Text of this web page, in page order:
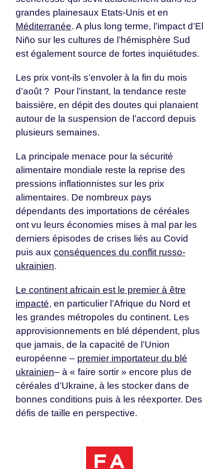
grandes plainesaux Etats-Unis et en
Méditerranée. A plus long terme, l’impact d’El
Niño sur les cultures de l’hémisphère Sud
est également source de fortes inquiétudes.
Les prix vont-ils s’envoler à la fin du mois
d’août ? Pour l’instant, la tendance reste
baissière, en dépit des doutes qui planaient
autour de la suspension de l’accord depuis
plusieurs semaines.
La principale menace pour la sécurité
alimentaire mondiale reste la reprise des
pressions inflationnistes sur les prix
alimentaires. De nombreux pays
dépendants des importations de céréales
ont vu leurs économies mises à mal par les
derniers épisodes de crises liés au Covid
puis aux conséquences du conflit russo-
ukrainien.
Le continent africain est le premier à être
impacté, en particulier l’Afrique du Nord et
les grandes métropoles du continent. Les
approvisionnements en blé dépendent, plus
que jamais, de la capacité de l’Union
européenne – premier importateur du blé
ukrainien– à « faire sortir » encore plus de
céréales d’Ukraine, à les stocker dans de
bonnes conditions puis à les réexporter. Des
défis de taille en perspective.